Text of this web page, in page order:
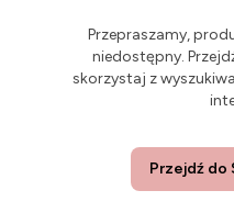
Przepraszamy,
niedostępny.
skorzystaj z
Przejdź do